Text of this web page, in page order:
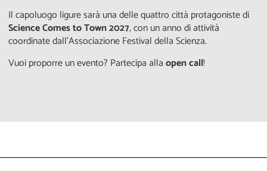
Il capoluogo ligure sarà una delle quattro città protagoniste di
Science Comes to Town 2027, con un anno di attività
coordinate dall'Associazione Festival della Scienza.
Vuoi proporre un evento? Partecipa allaopen call!